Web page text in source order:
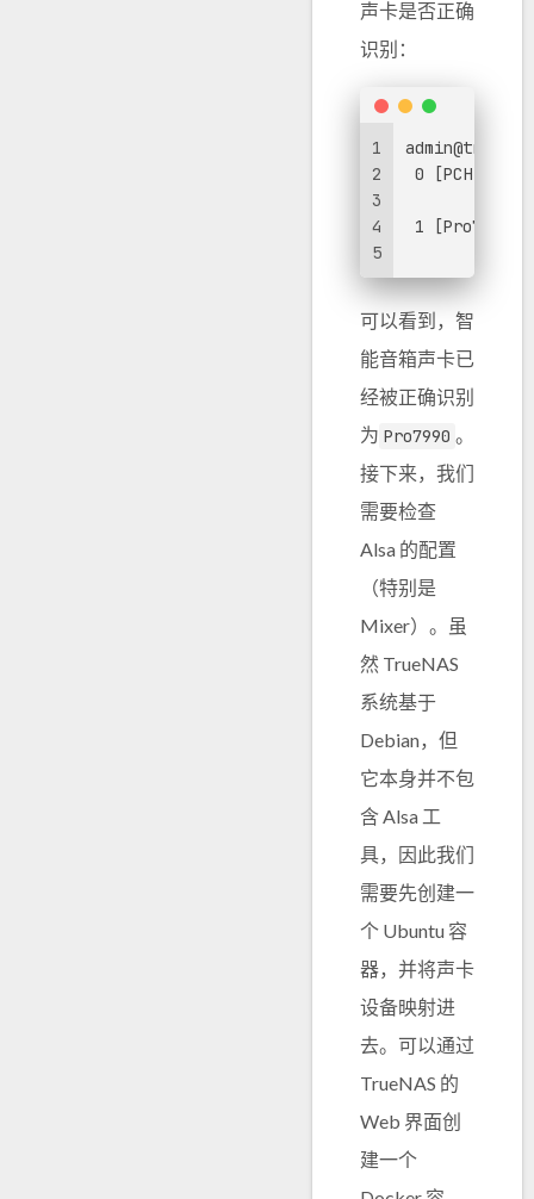
声卡是否正确
识别：
1
2
3
4
5
0 [PCH
1 [Pro7990
可以看到，智
能音箱声卡已
经被正确识别
为 Pro7990 。
接下来，我们
需要检查
Alsa 的配置
（特别是
Mixer）。虽
然 TrueNAS
系统基于
Debian，但
它本身并不包
含 Alsa 工
具，因此我们
需要先创建一
个 Ubuntu 容
器，并将声卡
设备映射进
去。可以通过
TrueNAS 的
Web 界面创
建一个